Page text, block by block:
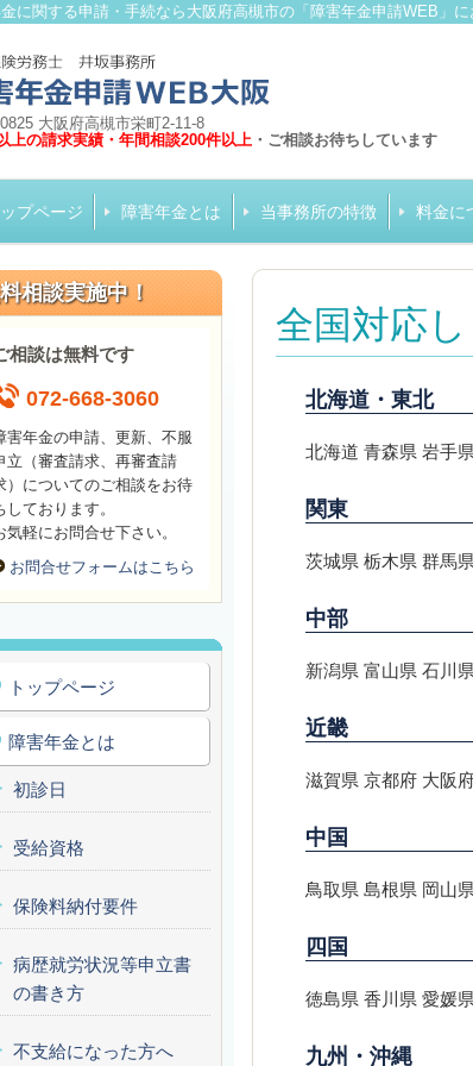
に関する申請・手続なら大阪府高槻市の「障害年金申請WEB」に
大阪府高槻市栄町2-11-8
上の請求実績・年間相談200件以上 ・ご相談お待ちしています
ップページ 障害年金とは 当事務所の特徴 料金に
全国対応
北海道・東北
北海道 青森県 岩手
関東
茨城県 栃木県 群馬
中部
新潟県 富山県 石川
近畿
滋賀県 京都府 大阪
中国
鳥取県 島根県 岡山
四国
徳島県 香川県 愛媛
九州・沖縄
相談実施中！
相談は無料です
072-668-3060
害年金の申請、更新、不服
立（審査請求、再審査請
）についてのご相談をお待
しております。
気軽にお問合せ下さい。
お問合せフォームはこちら
トップページ
障害年金とは
初診日
受給資格
保険料納付要件
病歴就労状況等申立書
の書き方
不支給になった方へ